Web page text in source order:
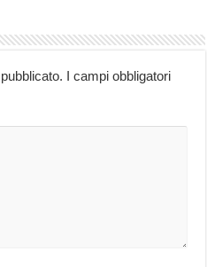
I campi obbligatori